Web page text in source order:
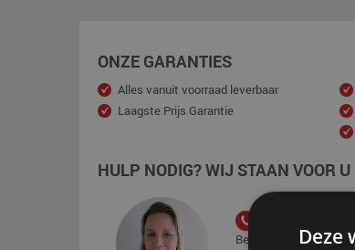
ONZE GARANTIES
Alles vanuit voorraad leverbaar
Laagste Prijs Garantie
HULP NODIG? WIJ STAAN VOOR
Bereikbaar vanDeze